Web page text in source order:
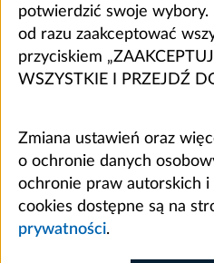
potwierdzić swoje wybory.
od razu zaakceptować
przyciskiem „ZAAKCEPTUJ
WSZYSTKIE I PRZEJDŹ
Zmiana ustawień oraz
o ochronie danych
ochronie praw autorskich i
cookies dostępne są na
prywatności.